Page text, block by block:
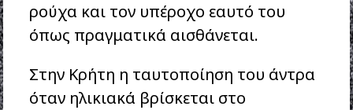
ρούχα και τον υπέροχο εαυτό του
όπως πραγματικά αισθάνεται.
Στην Κρήτη η ταυτοποίηση του άντρα
όταν ηλικιακά βρίσκεται στο